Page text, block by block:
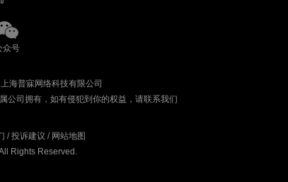
众号
上海普寐网络科技有限公司
公司拥有，如有侵犯到你的权益，请联系我们
/投诉建议 / 网站地图
Rights Reserved.